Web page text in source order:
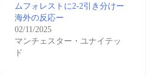
ムフォレストに2-2引き分けー
海外の反応ー
02/11/2025
マンチェスター・ユナイテッ
ド